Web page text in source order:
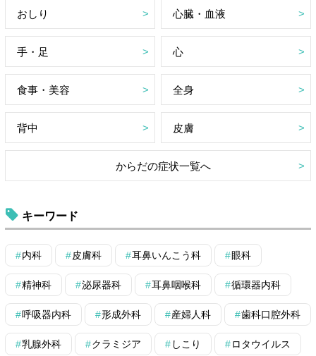
おしり 心臓・血液
手・足 心
食事・美容 全身
背中 皮膚
からだの症状一覧へ
キーワード
内科 皮膚科 耳鼻いんこう科 眼科
精神科 泌尿器科 耳鼻咽喉科 循環器内科
呼吸器内科 形成外科 産婦人科 歯科口腔外科
乳腺外科 クラミジア しこり ロタウイルス